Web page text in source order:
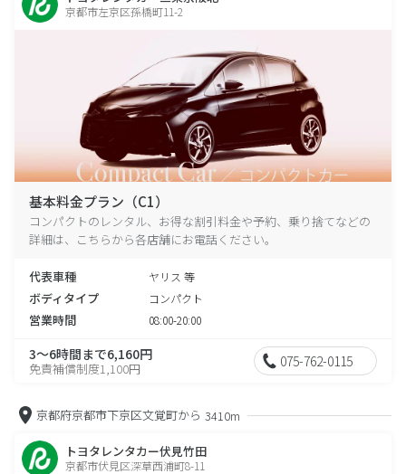
京都市左京区孫橋町11-2
基本料金プラン（C1）
コンパクトのレンタル、お得な割引料金や予約、乗り捨てなどの
詳細は、こちらから各店舗にお電話ください。
代表車種 ヤリス 等
ボディタイプ コンパクト
営業時間 08:00-20:00
3～6時間まで6,160円
免責補償制度1,100円 075-762-0115
京都府京都市下京区文覚町から 3410m
トヨタレンタカー伏見竹田
京都市伏見区深草西浦町8-11